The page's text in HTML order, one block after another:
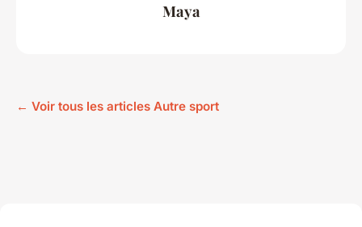
Maya
← Voir tous les articles Autre sport